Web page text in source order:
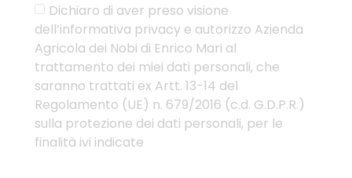
Dichiaro di aver preso visione
dell’informativa privacy e autorizzo Azienda
Agricola dei Nobi di Enrico Mari al
trattamento dei miei dati personali, che
saranno trattati ex Artt. 13-14 del
Regolamento (UE) n. 679/2016 (c.d. G.D.P.R.)
sulla protezione dei dati personali, per le
finalità ivi indicate